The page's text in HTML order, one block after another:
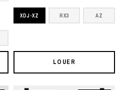
XDJ-XZ RX3 AZ
LOUER